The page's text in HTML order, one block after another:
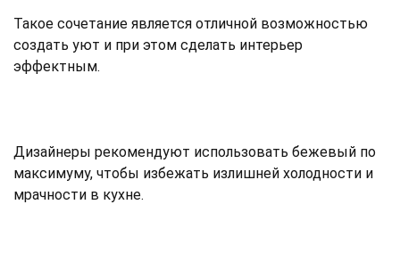
Такое сочетание является отличной возможностью
создать уют и при этом сделать интерьер
эффектным.
Дизайнеры рекомендуют использовать бежевый по
максимуму, чтобы избежать излишней холодности и
мрачности в кухне.